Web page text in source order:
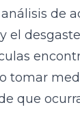
de
el
tomar
que